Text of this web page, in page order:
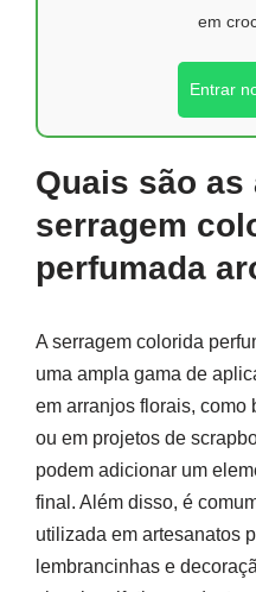
em
Entrar
Quais são
serragem
perfumada
A serragem colorida
uma ampla gama de
em arranjos florais, como
ou em projetos de
podem adicionar um
final. Além disso, é
utilizada em artesanatos
lembrancinhas e